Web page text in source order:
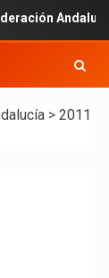
Andaluza de
> 2011